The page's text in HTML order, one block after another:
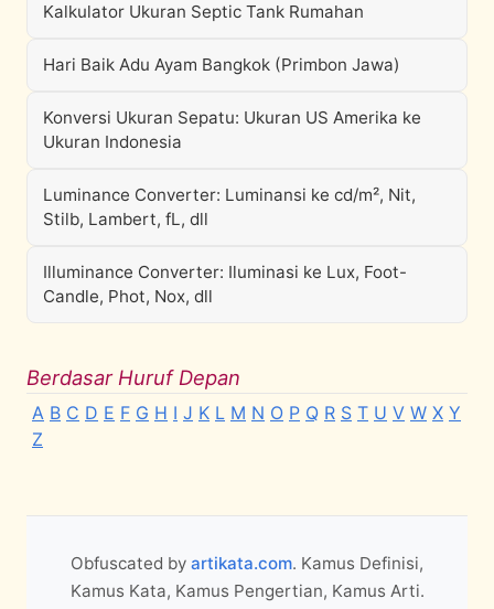
Kalkulator Ukuran Septic Tank Rumahan
Hari Baik Adu Ayam Bangkok (Primbon Jawa)
Konversi Ukuran Sepatu: Ukuran US Amerika ke
Ukuran Indonesia
Luminance Converter: Luminansi ke cd/m², Nit,
Stilb, Lambert, fL, dll
Illuminance Converter: Iluminasi ke Lux, Foot-
Candle, Phot, Nox, dll
Berdasar Huruf Depan
A B C D E F G H I J K L M N O P Q R S T U V W X Y
Z
Obfuscated by artikata.com. Kamus Definisi,
Kamus Kata, Kamus Pengertian, Kamus Arti.